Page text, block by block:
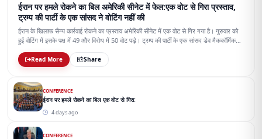
ईरान पर हमले रोकने का बिल अमेरिकी सीनेट में फेल:एक वोट से गिरा प्रस्ताव,
ट्रम्प की पार्टी के एक सांसद ने वोटिंग नहीं की
ईरान के खिलाफ सैन्य कार्रवाई रोकने का प्रस्ताव अमेरिकी सीनेट में एक वोट से गिर गया है। गुरुवार को
हुई वोटिंग में इसके पक्ष में 49 और विरोध में 50 वोट पड़े। ट्रम्प की पार्टी के एक सांसद डेव मैककॉर्मिक
Read More Share
CONFERENCE
ईरान पर हमले रोकने का बिल एक वोट से गिरा:
4 days ago
CONFERENCE